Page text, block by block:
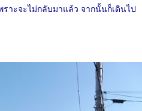
ราะจะไม่กลับมาแล้ว จากนั้นก็เดินไป